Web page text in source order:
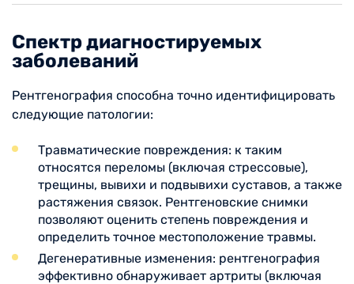
Спектр диагностируемых
заболеваний
Рентгенография способна точно идентифицировать
следующие патологии:
Травматические повреждения: к таким
относятся переломы (включая стрессовые),
трещины, вывихи и подвывихи суставов, а также
растяжения связок. Рентгеновские снимки
позволяют оценить степень повреждения и
определить точное местоположение травмы.
Дегенеративные изменения: рентгенография
эффективно обнаруживает артриты (включая